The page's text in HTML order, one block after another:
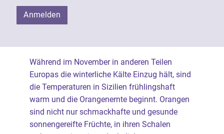
Anmelden
Während im November in anderen Teilen
Europas die winterliche Kälte Einzug hält, sind
die Temperaturen in Sizilien frühlingshaft
warm und die Orangenernte beginnt. Orangen
sind nicht nur schmackhafte und gesunde
sonnengereifte Früchte, in ihren Schalen